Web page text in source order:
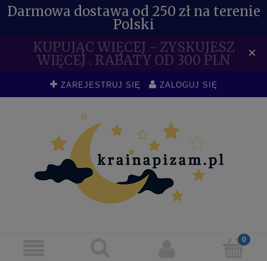
Darmowa dostawa od 250 zł na terenie
Polski
KUPUJĄC WIĘCEJ - ZYSKUJESZ
WIĘCEJ . RABATY OD 300 PLN ×
ZAREJESTRUJ SIĘ ZALOGUJ SIĘ